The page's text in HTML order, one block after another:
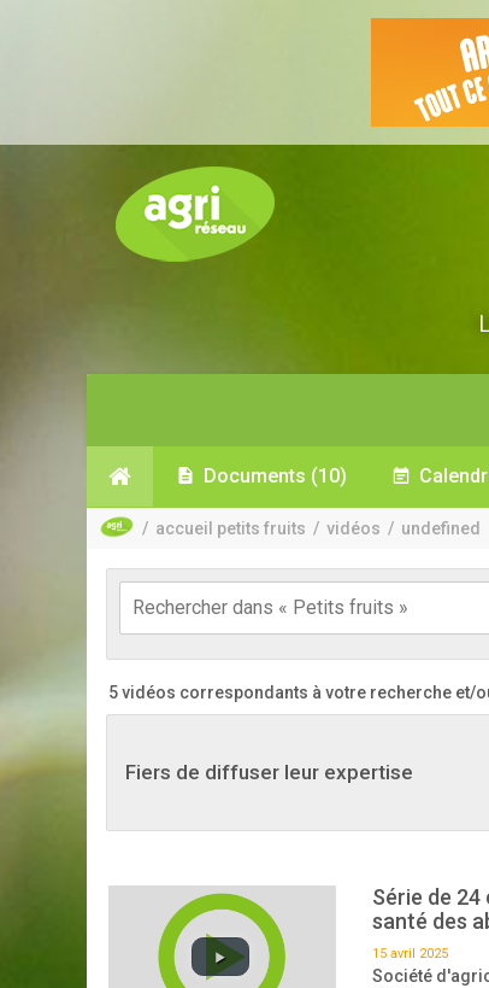
Documents (10)
/ accueil petits fruits / vidéos / undefined
5 vidéos correspondants à votre recherche et/
Fiers de diffuser leur expertise
Série de
santé des
15 avril 2025
Société